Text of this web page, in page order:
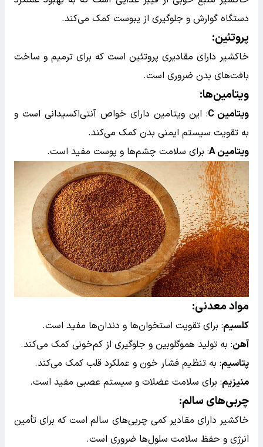
دستگاه گوارش و جلوگیری از یبوست کمک می‌کند.
پروتئین:
خاکشیر دارای مقادیری پروتئین است که برای ترمیم و ساخت
بافت‌های بدن ضروری است.
ویتامین‌ها:
ویتامین C
: این ویتامین دارای خواص آنتی‌اکسیدانی است و
به تقویت سیستم ایمنی بدن کمک می‌کند.
ویتامین A
: برای سلامت چشم‌ها و پوست مفید است.
مواد معدنی:
کلسیم: برای تقویت استخوان‌ها و دندان‌ها مفید است.
آهن: به تولید هموگلوبین و جلوگیری از کم‌خونی کمک می‌کند.
پتاسیم: به تنظیم فشار خون و عملکرد قلب کمک می‌کند.
منیزیم: برای سلامت عضلات و سیستم عصبی مفید است.
چربی‌های سالم:
خاکشیر دارای مقادیر کمی چربی‌های سالم است که برای تأمین
انرژی و حفظ سلامت سلول‌ها ضروری است.